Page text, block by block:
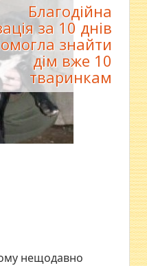
Благодійна
за 10 днів
знайти
дім вже 10
тваринкам
нещодавно